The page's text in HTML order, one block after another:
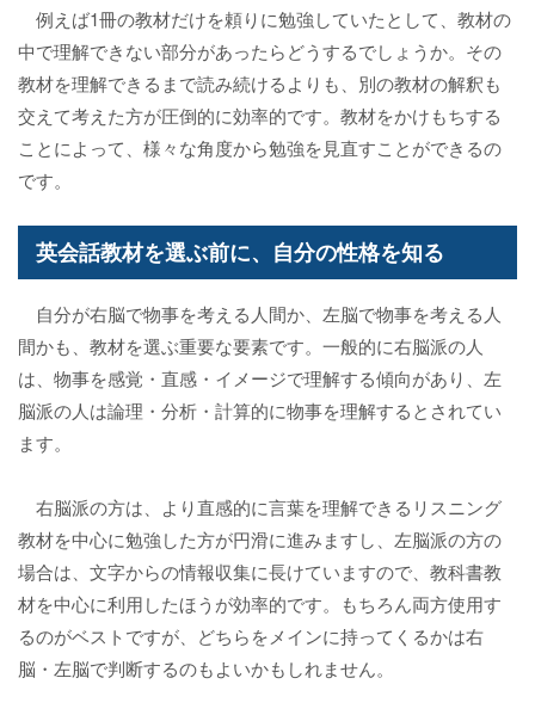
例えば1冊の教材だけを頼りに勉強していたとして、教材の
中で理解できない部分があったらどうするでしょうか。その
教材を理解できるまで読み続けるよりも、別の教材の解釈も
交えて考えた方が圧倒的に効率的です。教材をかけもちする
ことによって、様々な角度から勉強を見直すことができるの
です。
英会話教材を選ぶ前に、自分の性格を知る
自分が右脳で物事を考える人間か、左脳で物事を考える人
間かも、教材を選ぶ重要な要素です。一般的に右脳派の人
は、物事を感覚・直感・イメージで理解する傾向があり、左
脳派の人は論理・分析・計算的に物事を理解するとされてい
ます。
右脳派の方は、より直感的に言葉を理解できるリスニング
教材を中心に勉強した方が円滑に進みますし、左脳派の方の
場合は、文字からの情報収集に長けていますので、教科書教
材を中心に利用したほうが効率的です。もちろん両方使用す
るのがベストですが、どちらをメインに持ってくるかは右
脳・左脳で判断するのもよいかもしれません。